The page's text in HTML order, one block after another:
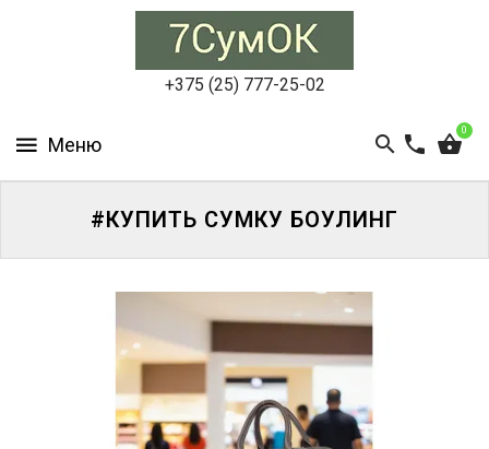
+375 (25) 777-25-02
0
МУЖСКИЕ
#КУПИТЬ СУМКУ БОУЛИНГ